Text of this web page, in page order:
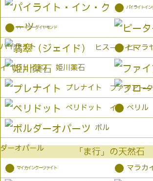
パイライト
● パイライトイン
● ハーキマーダイヤモンド
ーサイト
ヒス
イ（ジェイド）
● ヒマラ
姫川薬石
ファイアー
プレナイト
イト
ペリドット ● ベリル
ボル
ダーオパール 「ま行」の天然石
● マイカインクーツァイト ● マラカ